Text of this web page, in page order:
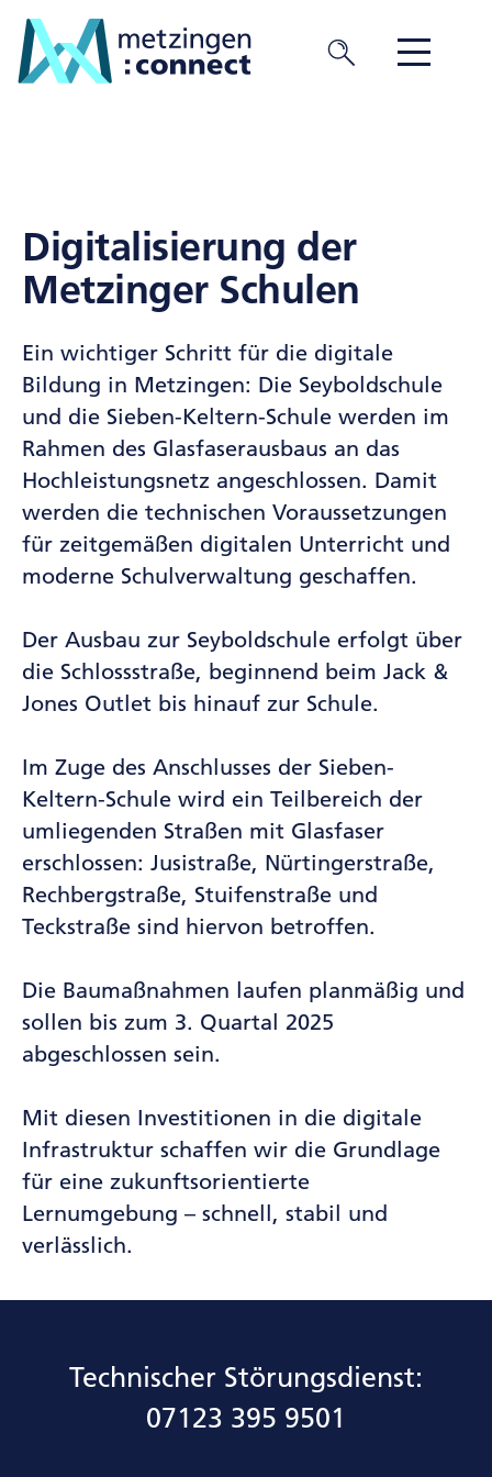
Digitalisierung der
Metzinger Schulen
Ein wichtiger Schritt für die digitale
Bildung in Metzingen: Die Seyboldschule
und die Sieben-Keltern-Schule werden im
Rahmen des Glasfaserausbaus an das
Hochleistungsnetz angeschlossen. Damit
werden die technischen Voraussetzungen
für zeitgemäßen digitalen Unterricht und
moderne Schulverwaltung geschaffen.
Der Ausbau zur Seyboldschule erfolgt über
die Schlossstraße, beginnend beim Jack &
Jones Outlet bis hinauf zur Schule.
Im Zuge des Anschlusses der Sieben-
Keltern-Schule wird ein Teilbereich der
umliegenden Straßen mit Glasfaser
erschlossen: Jusistraße, Nürtingerstraße,
Rechbergstraße, Stuifenstraße und
Teckstraße sind hiervon betroffen.
Die Baumaßnahmen laufen planmäßig und
sollen bis zum 3. Quartal 2025
abgeschlossen sein.
Mit diesen Investitionen in die digitale
Infrastruktur schaffen wir die Grundlage
für eine zukunftsorientierte
Lernumgebung – schnell, stabil und
verlässlich.
Technischer Störungsdienst:
07123 395 9501